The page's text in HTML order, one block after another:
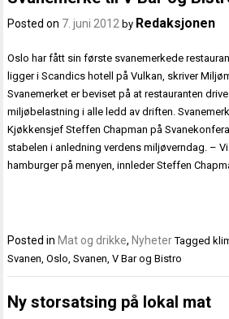
Posted on 7. juni 2012 by Redaksjonen
Oslo har fått sin første svanemerkede
ligger i Scandics hotell på Vulkan, skriver
Svanemerket er beviset på at restauranten
miljøbelastning i alle ledd av driften.
Kjøkkensjef Steffen Chapman på
stabelen i anledning verdens miljøverndag. –
hamburger på menyen, innleder Steffen
Posted in Mat og drikke, Nyheter Tagged
Svanen,Oslo,Svanen,V Bar og Bistro
Ny storsatsing på lokal mat